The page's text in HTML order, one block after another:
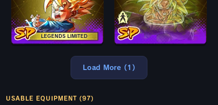
LEGENDS LIMITED
Load More (1)
USABLE EQUIPMENT (97)